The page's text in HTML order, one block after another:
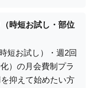
時短お試し・部位
短お試し）・週2回
）の月会費制プラ
抑えて始めたい方